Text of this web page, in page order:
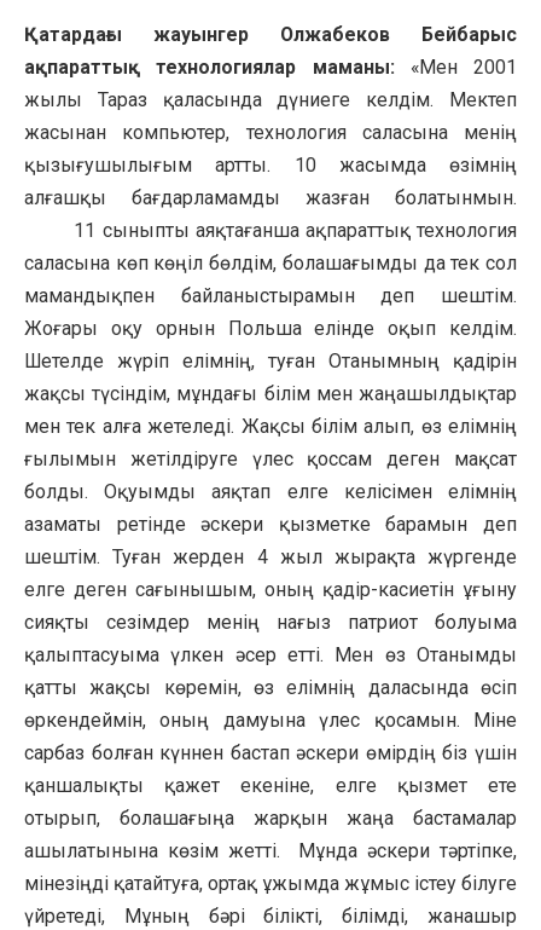
Қатардағы жауынгер Олжабеков Бейбарыс
ақпараттық технологиялар маманы: «Мен 2001
жылы Тараз қаласында дүниеге келдім. Мектеп
жасынан компьютер, технология саласына менің
қызығушылығым артты. 10 жасымда өзімнің
алғашқы бағдарламамды жазған болатынмын.
11 сыныпты аяқтағанша ақпараттық технология
саласына көп көңіл бөлдім, болашағымды да тек сол
мамандықпен байланыстырамын деп шештім.
Жоғары оқу орнын Польша елінде оқып келдім.
Шетелде жүріп елімнің, туған Отанымның қадірін
жақсы түсіндім, мұндағы білім мен жаңашылдықтар
мен тек алға жетеледі. Жақсы білім алып, өз елімнің
ғылымын жетілдіруге үлес қоссам деген мақсат
болды. Оқуымды аяқтап елге келісімен елімнің
азаматы ретінде әскери қызметке барамын деп
шештім. Туған жерден 4 жыл жырақта жүргенде
елге деген сағынышым, оның қадір-касиетін ұғыну
сияқты сезімдер менің нағыз патриот болуыма
қалыптасуыма үлкен әсер етті. Мен өз Отанымды
қатты жақсы көремін, өз елімнің даласында өсіп
өркендеймін, оның дамуына үлес қосамын. Міне
сарбаз болған күннен бастап әскери өмірдің біз үшін
қаншалықты қажет екеніне, елге қызмет ете
отырып, болашағыңа жарқын жаңа бастамалар
ашылатынына көзім жетті. Мұнда әскери тәртіпке,
мінезіңді қатайтуға, ортақ ұжымда жұмыс істеу білуге
үйретеді, Мұның бәрі білікті, білімді, жанашыр